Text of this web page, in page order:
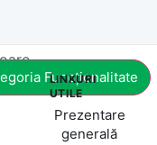
Funcționalitate
LINKURI
UTILE
Prezentare
generală